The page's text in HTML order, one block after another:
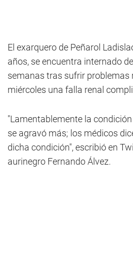
El exarquero de Peñarol
años, se encuentra internado
semanas tras sufrir problemas
miércoles una falla renal
"Lamentablemente la
se agravó más; los médicos
dicha condición", escribió en
aurinegro Fernando Álvez.